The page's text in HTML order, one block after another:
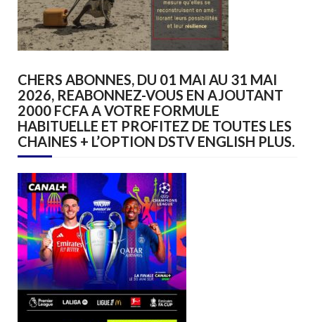
CHERS ABONNES, DU 01 MAI AU 31 MAI
2026, REABONNEZ-VOUS EN AJOUTANT
2000 FCFA A VOTRE FORMULE
HABITUELLE ET PROFITEZ DE TOUTES LES
CHAINES + L’OPTION DSTV ENGLISH PLUS.